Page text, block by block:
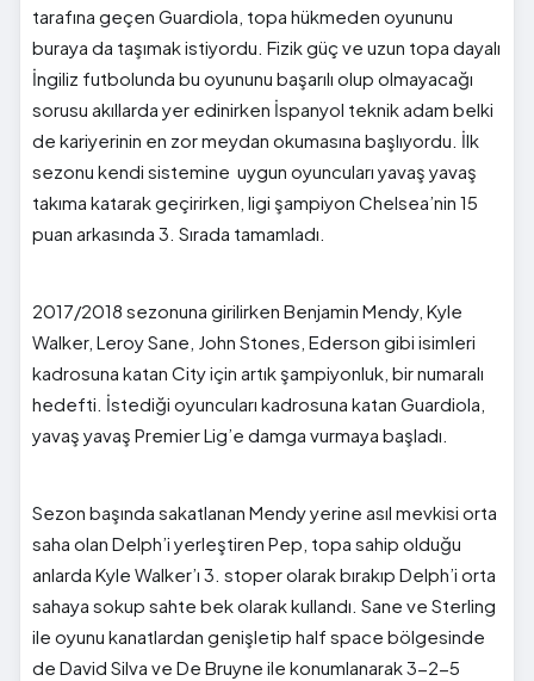
tarafına geçen Guardiola, topa hükmeden oyununu
buraya da taşımak istiyordu. Fizik güç ve uzun topa dayalı
İngiliz futbolunda bu oyununu başarılı olup olmayacağı
sorusu akıllarda yer edinirken İspanyol teknik adam belki
de kariyerinin en zor meydan okumasına başlıyordu. İlk
sezonu kendi sistemine uygun oyuncuları yavaş yavaş
takıma katarak geçirirken, ligi şampiyon Chelsea’nin 15
puan arkasında 3. Sırada tamamladı.
2017/2018 sezonuna girilirken Benjamin Mendy, Kyle
Walker, Leroy Sane, John Stones, Ederson gibi isimleri
kadrosuna katan City için artık şampiyonluk, bir numaralı
hedefti. İstediği oyuncuları kadrosuna katan Guardiola,
yavaş yavaş Premier Lig’e damga vurmaya başladı.
Sezon başında sakatlanan Mendy yerine asıl mevkisi orta
saha olan Delph’i yerleştiren Pep, topa sahip olduğu
anlarda Kyle Walker’ı 3. stoper olarak bırakıp Delph’i orta
sahaya sokup sahte bek olarak kullandı. Sane ve Sterling
ile oyunu kanatlardan genişletip half space bölgesinde
de David Silva ve De Bruyne ile konumlanarak 3-2-5